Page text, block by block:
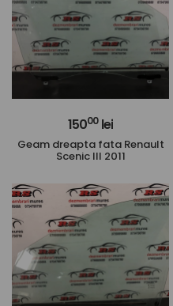
15000lei
Geam dreapta fata Renault
Scenic III 2011